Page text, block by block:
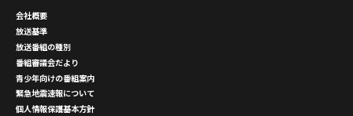
会社概要
放送基準
放送番組の種別
番組審議会だより
青少年向けの番組案内
緊急地震速報について
個人情報保護基本方針